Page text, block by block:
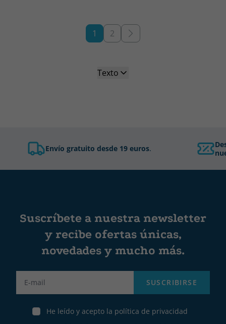
1 2
Texto
Envío gratuito desde 19 euros.
Suscríbete a nuestra newsletter
y recibe ofertas únicas,
novedades y mucho más.
SUSCRIBIRSE
He leído y acepto la política de privacidad